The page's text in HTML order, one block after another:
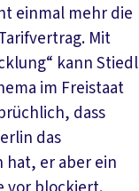
einmal mehr die
Mit
kann Stiedl
im Freistaat
dass
das
er aber ein